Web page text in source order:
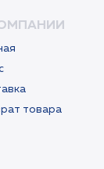
товара